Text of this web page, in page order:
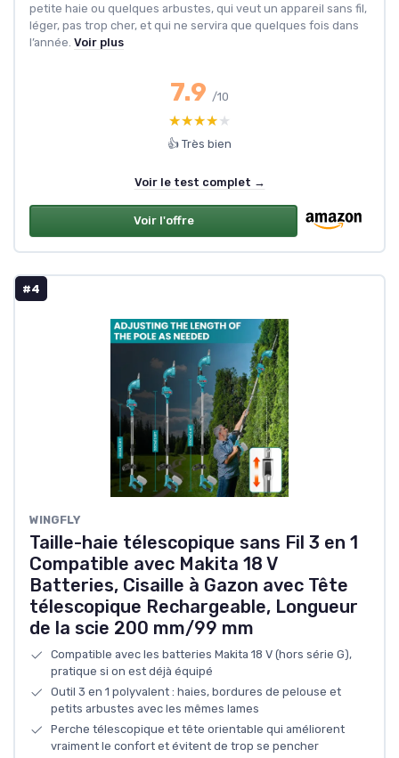
petite haie ou quelques arbustes, qui veut un appareil sans fil,
léger, pas trop cher, et qui ne servira que quelques fois dans
l’année. Voir plus
7.9 /10
★★★★★
★★★★★
👍 Très bien
Voir le test complet →
Voir l'offre
#4
WINGFLY
Taille-haie télescopique sans Fil 3 en 1
Compatible avec Makita 18 V
Batteries, Cisaille à Gazon avec Tête
télescopique Rechargeable, Longueur
de la scie 200 mm/99 mm
Compatible avec les batteries Makita 18 V (hors série G),
pratique si on est déjà équipé
Outil 3 en 1 polyvalent : haies, bordures de pelouse et
petits arbustes avec les mêmes lames
Perche télescopique et tête orientable qui améliorent
vraiment le confort et évitent de trop se pencher